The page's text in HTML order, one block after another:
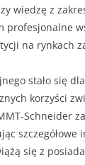
wiedzę z
profesjonalne
na rynkach
stało się
korzyści
Schneider
się z